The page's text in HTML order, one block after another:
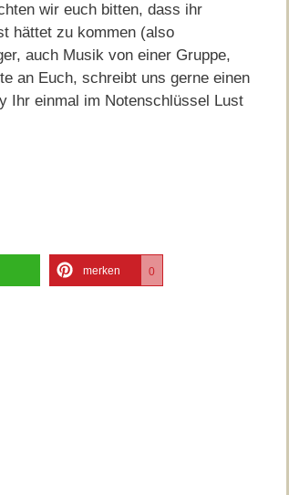
wir euch bitten, dass ihr
hättet zu kommen (also
auch Musik von einer Gruppe,
an Euch, schreibt uns gerne einen
Ihr einmal im Notenschlüssel Lust
merken 0